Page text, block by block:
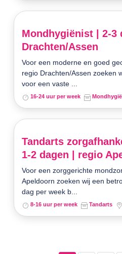
Mondhygiënist | 2-3
Drachten/Assen
Voor een moderne en goed
regio Drachten/Assen zoeken
voor een vaste ...
16-24 uur per week
Tandarts
1-2 dagen | regio
Voor een zorggerichte
Apeldoorn zoeken wij een
dag per week b...
8-16 uur per week Tandarts